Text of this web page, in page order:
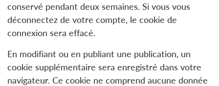
conservé pendant deux semaines. Si vous vous
déconnectez de votre compte, le cookie de
connexion sera effacé.
En modifiant ou en publiant une publication, un
cookie supplémentaire sera enregistré dans votre
navigateur. Ce cookie ne comprend aucune donnée